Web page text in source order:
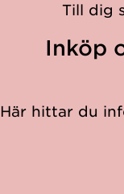
Till dig
Inköp
Här hittar du